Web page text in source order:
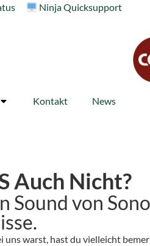
Ninja Quicksupport
Kontakt News
Auch Nicht?
Sound von
uns warst, hast du vielleicht